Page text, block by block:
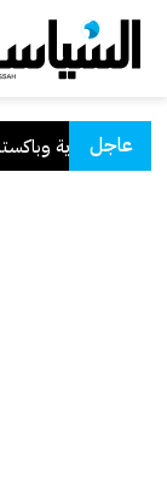
عاجل
السعودية